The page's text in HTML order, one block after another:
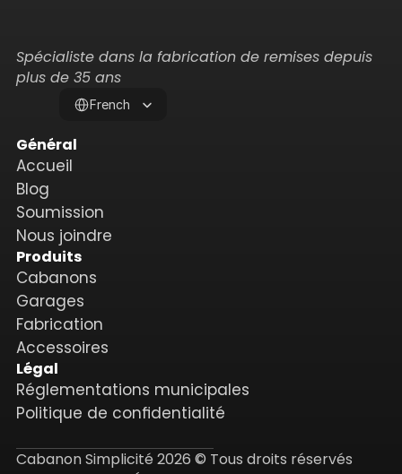
Spécialiste dans la fabrication de remises depuis
plus de 35 ans
French
Général
Accueil
Blog
Soumission
Nous joindre
Produits
Cabanons
Garages
Fabrication
Accessoires
Légal
Réglementations municipales
Politique de confidentialité
Cabanon Simplicité 2026 © Tous droits réservés